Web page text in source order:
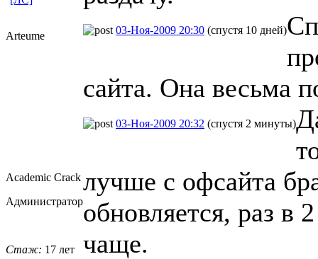
Arteume 03-Ноя-2009 20:30 (спустя 10 дней)
сайта. Она весьма
Academic Crack
Администратор
Стаж: 17 лет
03-Ноя-2009 20:32 (спустя 2 минуты)
лучше с офсайта
обновляется, раз в
чаще.